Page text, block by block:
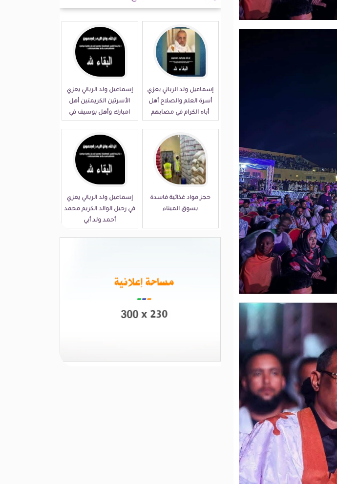
إسماعيل ولد الرباني يعزي
أسرة العلم والصلاح أهل
أباه الكرام في مصابهم
إسماعيل ولد الرباني يعزي
الأسرتين الكريمتين أهل
امبارك وأهل بوسيف في
حجز مواد غذائية فاسدة
بسوق الميناء
إسماعيل ولد الرباني يعزي
في رحيل الوالد الكريم محمد
أحمد ولد أبي